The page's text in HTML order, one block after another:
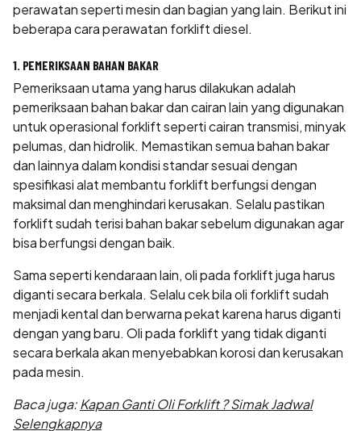
perawatan seperti mesin dan bagian yang lain. Berikut ini
beberapa cara perawatan forklift diesel.
1. PEMERIKSAAN BAHAN BAKAR
Pemeriksaan utama yang harus dilakukan adalah
pemeriksaan bahan bakar dan cairan lain yang digunakan
untuk operasional forklift seperti cairan transmisi, minyak
pelumas, dan hidrolik. Memastikan semua bahan bakar
dan lainnya dalam kondisi standar sesuai dengan
spesifikasi alat membantu forklift berfungsi dengan
maksimal dan menghindari kerusakan. Selalu pastikan
forklift sudah terisi bahan bakar sebelum digunakan agar
bisa berfungsi dengan baik.
Sama seperti kendaraan lain, oli pada forklift juga harus
diganti secara berkala. Selalu cek bila oli forklift sudah
menjadi kental dan berwarna pekat karena harus diganti
dengan yang baru. Oli pada forklift yang tidak diganti
secara berkala akan menyebabkan korosi dan kerusakan
pada mesin.
Baca juga:Kapan Ganti Oli Forklift ? Simak Jadwal
Selengkapnya